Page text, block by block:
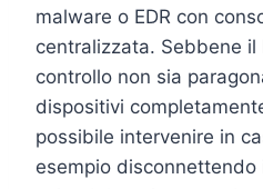
malware o EDR con
centralizzata. Sebbene
controllo non sia
dispositivi
possibile intervenire in
esempio